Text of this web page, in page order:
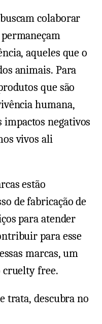
colaborar
aqueles que o
animais. Para
que são
humana,
negativos
vivos ali
estão
de fabricação de
para atender
para esse
marcas, um
free.
trata, descubra no